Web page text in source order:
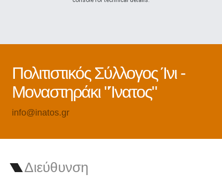
Πολιτιστικός Σύλλογος Ίνι -
Μοναστηράκι "Ίνατος"
info@inatos.gr
Διεύθυνση